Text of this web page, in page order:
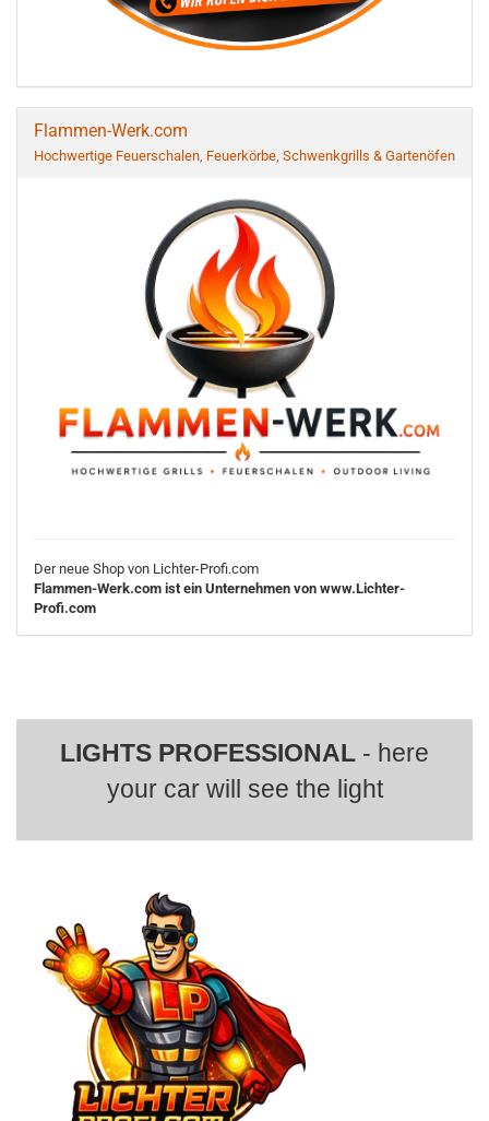
Flammen-Werk.com
Hochwertige Feuerschalen, Feuerkörbe, Schwenkgrills & Gartenöfen
Der neue Shop von Lichter-Profi.com
Flammen-Werk.com ist ein Unternehmen von www.Lichter-
Profi.com
LIGHTS PROFESSIONAL - here
your car will see the light